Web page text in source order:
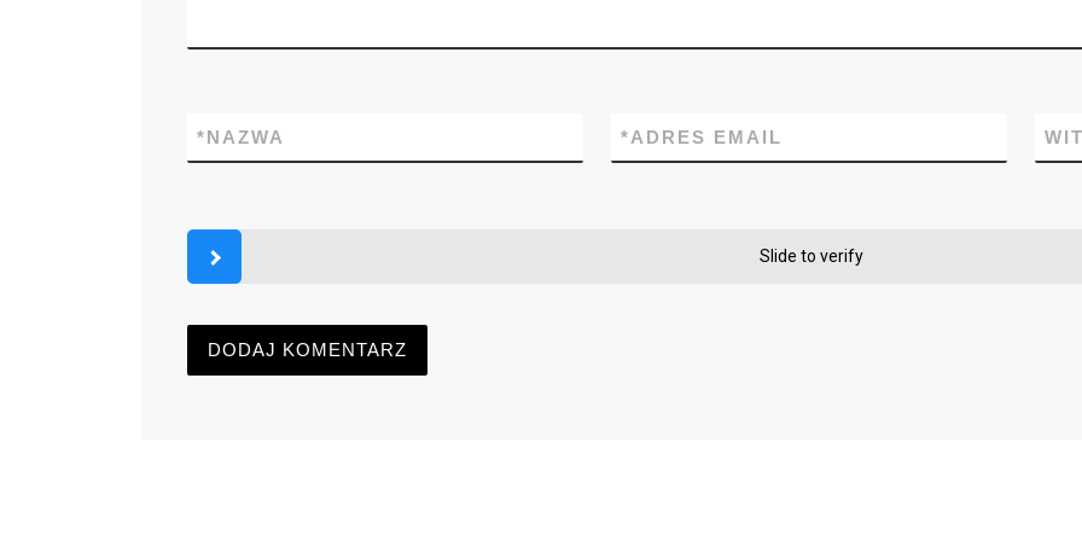
NAZWA
* ADRES EMAIL
*
Slide to verify